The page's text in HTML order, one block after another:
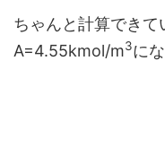
ちゃんと計算でき
A=4.55kmol/m3に